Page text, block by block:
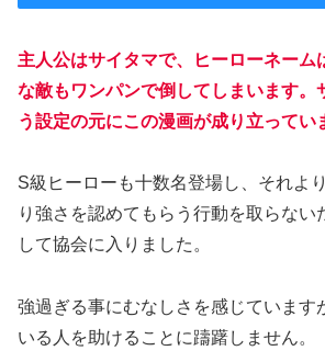
主人公はサイタマで、ヒーローネーム
な敵もワンパンで倒してしまいます。
う設定の元にこの漫画が成り立ってい
S級ヒーローも十数名登場し、それよ
り強さを認めてもらう行動を取らない
して協会に入りました。
強過ぎる事にむなしさを感じています
いる人を助けることに躊躇しません。